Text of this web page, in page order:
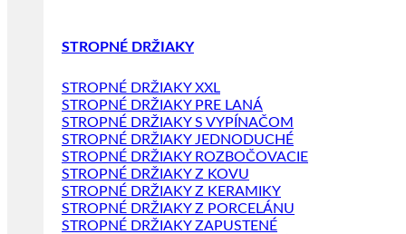
STROPNÉ DRŽIAKY
STROPNÉ DRŽIAKY XXL
STROPNÉ DRŽIAKY PRE LANÁ
STROPNÉ DRŽIAKY S VYPÍNAČOM
STROPNÉ DRŽIAKY JEDNODUCHÉ
STROPNÉ DRŽIAKY ROZBOČOVACIE
STROPNÉ DRŽIAKY Z KOVU
STROPNÉ DRŽIAKY Z KERAMIKY
STROPNÉ DRŽIAKY Z PORCELÁNU
STROPNÉ DRŽIAKY ZAPUSTENÉ